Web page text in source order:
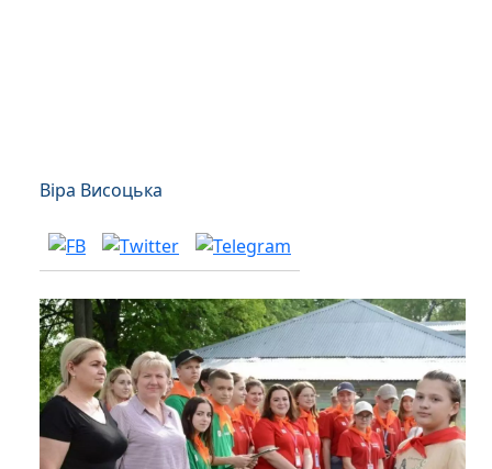
Віра Висоцька